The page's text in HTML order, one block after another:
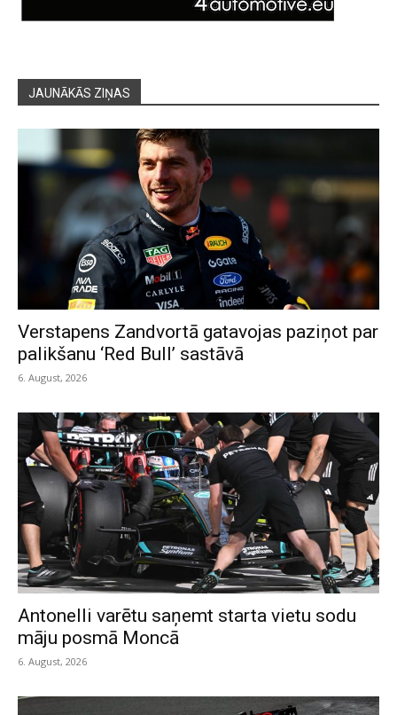
JAUNĀKĀS ZIŅAS
Verstapens Zandvortā gatavojas paziņot par
palikšanu ‘Red Bull’ sastāvā
6. August, 2026
Antonelli varētu saņemt starta vietu sodu
māju posmā Moncā
6. August, 2026